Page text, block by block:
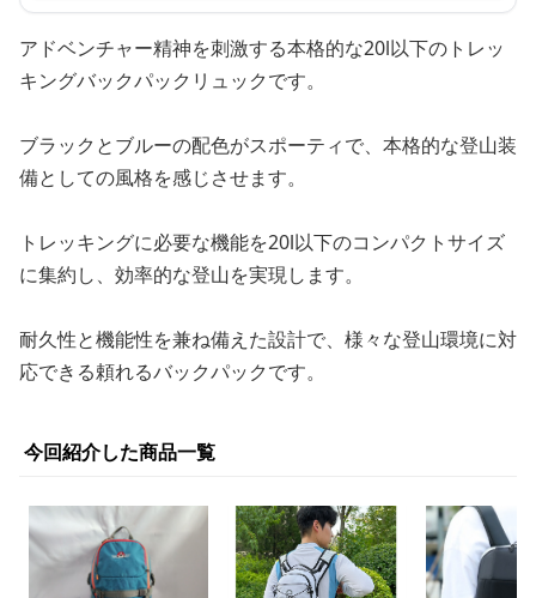
アドベンチャー精神を刺激する本格的な20l以下のトレッ
キングバックパックリュックです。
ブラックとブルーの配色がスポーティで、本格的な登山装
備としての風格を感じさせます。
トレッキングに必要な機能を20l以下のコンパクトサイズ
に集約し、効率的な登山を実現します。
耐久性と機能性を兼ね備えた設計で、様々な登山環境に対
応できる頼れるバックパックです。
今回紹介した商品一覧